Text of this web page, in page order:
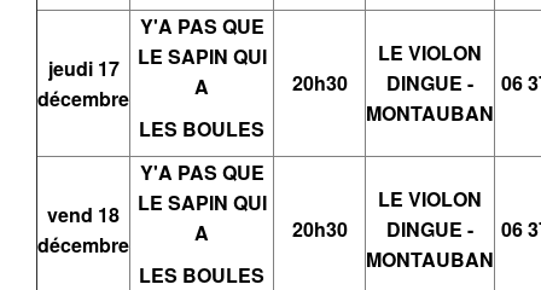
jeudi 17
décembre
Y'A PAS QUE
LE SAPIN QUI
A
LES BOULES
20h30
LE VIOLON
DINGUE -
MONTAUBAN
06
vend 18
décembre
Y'A PAS QUE
LE SAPIN QUI
A
LES BOULES
20h30
LE VIOLON
DINGUE -
MONTAUBAN
06